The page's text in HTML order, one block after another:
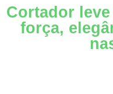
Cortador
força,